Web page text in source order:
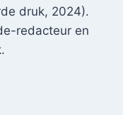
druk, 2024).
redacteur en